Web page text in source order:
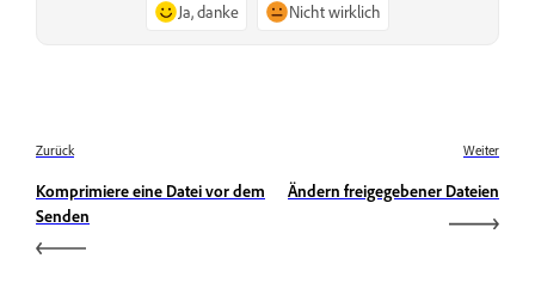
Ja, danke Nicht wirklich
Zurück
Komprimiere eine Datei vor dem
Senden
Weiter
Ändern freigegebener Dateien